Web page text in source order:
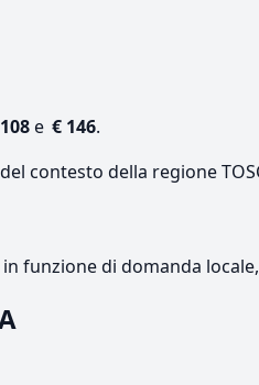
e € 146.
contesto della regione
funzione di domanda